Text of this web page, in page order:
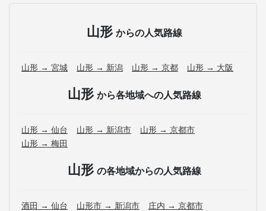
山形 からの人気路線
山形 → 宮城 山形 → 新潟 山形 → 京都 山形 → 大阪
山形 から各地域への人気路線
山形 → 仙台 山形 → 新潟市
山形 → 京都市
山形 → 梅田
山形 の各地域からの人気路線
酒田 → 仙台 山形市 → 新潟市
庄内 → 京都市